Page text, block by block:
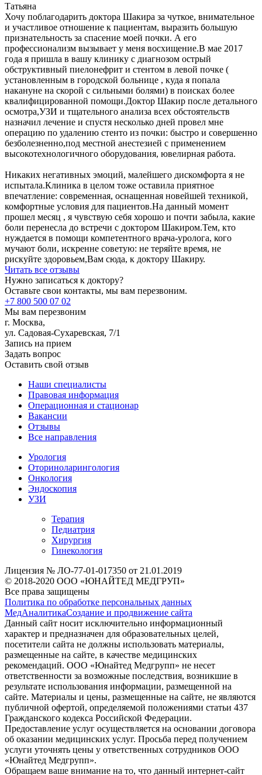
Татьяна
Хочу поблагодарить доктора Шакира за чуткое, внимательное
и участливое отношение к пациентам, выразить большую
признательность за спасение моей почки. А его
профессионализм вызывает у меня восхищение.В мае 2017
года я пришла в вашу клинику с диагнозом острый
обструктивный пиелонефрит и стентом в левой почке (
установленным в городской больнице , куда я попала
накануне на скорой с сильными болями) в поисках более
квалифицированной помощи.Доктор Шакир после детального
осмотра,УЗИ и тщательного анализа всех обстоятельств
назначил лечение и спустя несколько дней провел мне
операцию по удалению стенто из почки: быстро и совершенно
безболезненно,под местной анестезией с применением
высокотехнологичного оборудования, ювелирная работа.
Никаких негативных эмоций, малейшего дискомфорта я не
испытала.Клиника в целом тоже оставила приятное
впечатление: современная, оснащенная новейшей техникой,
комфортные условия для пациентов.На данный момент
прошел месяц , я чувствую себя хорошо и почти забыла, какие
боли перенесла до встречи с доктором Шакиром.Тем, кто
нуждается в помощи компетентного врача-уролога, кого
мучают боли, искренне советую: не теряйте время, не
рискуйте здоровьем,Вам сюда, к доктору Шакиру.
Читать все отзывы
Нужно записаться к доктору?
Оставьте свои контакты, мы вам перезвоним.
+7 800 500 07 02
Мы вам перезвоним
г. Москва,
ул. Садовая-Сухаревская, 7/1
Запись на прием
Задать вопрос
Оставить свой отзыв
Наши специалисты
Правовая информация
Операционная и стационар
Вакансии
Отзывы
Все направления
Урология
Оториноларингология
Онкология
Эндоскопия
УЗИ
Терапия
Педиатрия
Хирургия
Гинекология
Лицензия № ЛО-77-01-017350 от 21.01.2019
© 2018-2020 ООО «ЮНАЙТЕД МЕДГРУП»
Все права защищены
Политика по обработке персональных данных
МедАналитикаСоздание и продвижение сайта
Данный сайт носит исключительно информационный
характер и предназначен для образовательных целей,
посетители сайта не должны использовать материалы,
размещенные на сайте, в качестве медицинских
рекомендаций. ООО «Юнайтед Медгрупп» не несет
ответственности за возможные последствия, возникшие в
результате использования информации, размещенной на
сайте. Материалы и цены, размещенные на сайте, не являются
публичной офертой, определяемой положениями статьи 437
Гражданского кодекса Российской Федерации.
Предоставление услуг осуществляется на основании договора
об оказании медицинских услуг. Просьба перед получением
услуги уточнять цены у ответственных сотрудников ООО
«Юнайтед Медгрупп».
Обращаем ваше внимание на то, что данный интернет-сайт